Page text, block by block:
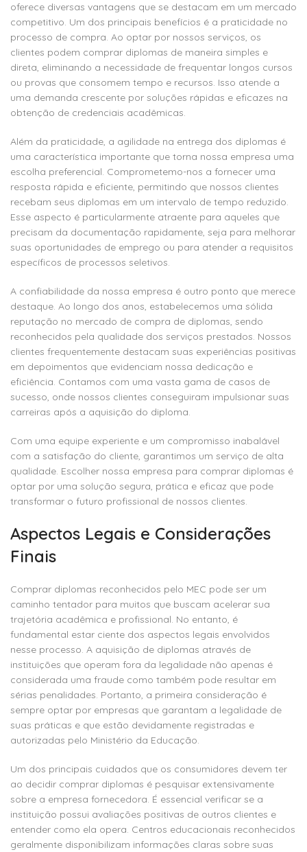
oferece diversas vantagens que se destacam em um mercado
competitivo. Um dos principais benefícios é a praticidade no
processo de compra. Ao optar por nossos serviços, os
clientes podem comprar diplomas de maneira simples e
direta, eliminando a necessidade de frequentar longos cursos
ou provas que consomem tempo e recursos. Isso atende a
uma demanda crescente por soluções rápidas e eficazes na
obtenção de credenciais acadêmicas.
Além da praticidade, a agilidade na entrega dos diplomas é
uma característica importante que torna nossa empresa uma
escolha preferencial. Comprometemo-nos a fornecer uma
resposta rápida e eficiente, permitindo que nossos clientes
recebam seus diplomas em um intervalo de tempo reduzido.
Esse aspecto é particularmente atraente para aqueles que
precisam da documentação rapidamente, seja para melhorar
suas oportunidades de emprego ou para atender a requisitos
específicos de processos seletivos.
A confiabilidade da nossa empresa é outro ponto que merece
destaque. Ao longo dos anos, estabelecemos uma sólida
reputação no mercado de compra de diplomas, sendo
reconhecidos pela qualidade dos serviços prestados. Nossos
clientes frequentemente destacam suas experiências positivas
em depoimentos que evidenciam nossa dedicação e
eficiência. Contamos com uma vasta gama de casos de
sucesso, onde nossos clientes conseguiram impulsionar suas
carreiras após a aquisição do diploma.
Com uma equipe experiente e um compromisso inabalável
com a satisfação do cliente, garantimos um serviço de alta
qualidade. Escolher nossa empresa para comprar diplomas é
optar por uma solução segura, prática e eficaz que pode
transformar o futuro profissional de nossos clientes.
Aspectos Legais e Considerações
Finais
Comprar diplomas reconhecidos pelo MEC pode ser um
caminho tentador para muitos que buscam acelerar sua
trajetória acadêmica e profissional. No entanto, é
fundamental estar ciente dos aspectos legais envolvidos
nesse processo. A aquisição de diplomas através de
instituições que operam fora da legalidade não apenas é
considerada uma fraude como também pode resultar em
sérias penalidades. Portanto, a primeira consideração é
sempre optar por empresas que garantam a legalidade de
suas práticas e que estão devidamente registradas e
autorizadas pelo Ministério da Educação.
Um dos principais cuidados que os consumidores devem ter
ao decidir comprar diplomas é pesquisar extensivamente
sobre a empresa fornecedora. É essencial verificar se a
instituição possui avaliações positivas de outros clientes e
entender como ela opera. Centros educacionais reconhecidos
geralmente disponibilizam informações claras sobre suas